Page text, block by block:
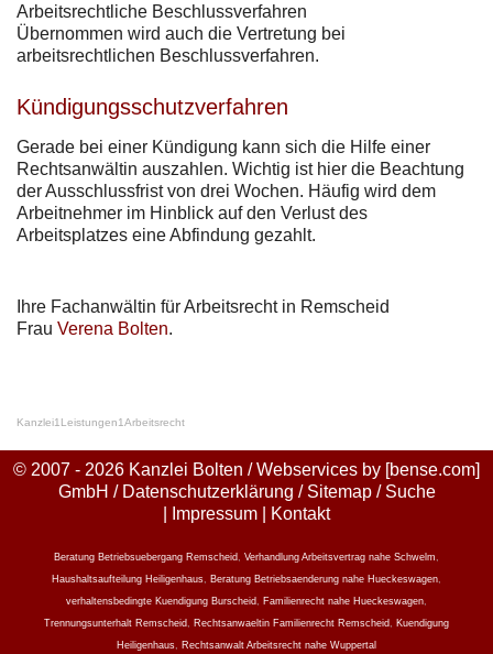
Arbeitsrechtliche Beschlussverfahren
Übernommen wird auch die Vertretung bei
arbeitsrechtlichen Beschlussverfahren.
Kündigungsschutzverfahren
Gerade bei einer Kündigung kann sich die Hilfe einer
Rechtsanwältin auszahlen. Wichtig ist hier die Beachtung
der Ausschlussfrist von drei Wochen. Häufig wird dem
Arbeitnehmer im Hinblick auf den Verlust des
Arbeitsplatzes eine Abfindung gezahlt.
Ihre Fachanwältin für Arbeitsrecht in Remscheid
Frau Verena Bolten.
Kanzlei1 Leistungen1Arbeitsrecht
© 2007 - 2026 Kanzlei Bolten / Webservices by [bense.com]
GmbH / Datenschutzerklärung / Sitemap/ Suche
Impressum Kontakt
Beratung Betriebsuebergang Remscheid Verhandlung Arbeitsvertrag nahe Schwelm
Haushaltsaufteilung Heiligenhaus
Beratung Betriebsaenderung nahe Hueckeswagen
verhaltensbedingte Kuendigung Burscheid
Familienrecht nahe Hueckeswagen
Trennungsunterhalt Remscheid
Rechtsanwaeltin Familienrecht Remscheid
Kuendigung
Heiligenhaus
Rechtsanwalt Arbeitsrecht nahe Wuppertal